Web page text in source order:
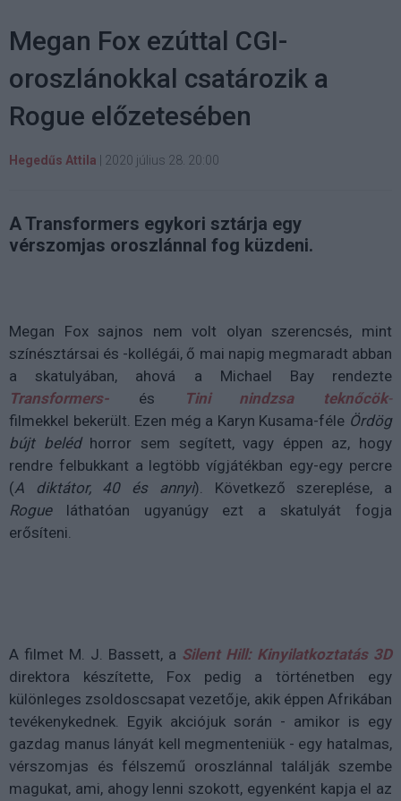
Megan Fox ezúttal CGI-
oroszlánokkal csatározik a
Rogue előzetesében
Hegedűs Attila 2020 július 28. 20:00
A Transformers egykori sztárja egy
vérszomjas oroszlánnal fog küzdeni.
Megan Fox sajnos nem volt olyan szerencsés, mint
színésztársai és -kollégái, ő mai napig megmaradt abban
a skatulyában, ahová a Michael Bay rendezte
Transformers- és Tini nindzsa teknőcök-
filmekkel bekerült. Ezen még a Karyn Kusama-féle Ördög
bújt belédhorror sem segített, vagy éppen az, hogy
rendre felbukkant a legtöbb vígjátékban egy-egy percre
(A diktátor, 40 és annyi). Következő szereplése, a
Rogueláthatóan ugyanúgy ezt a skatulyát fogja
erősíteni.
A filmet M. J. Bassett, a Silent Hill: Kinyilatkoztatás 3D
direktora készítette, Fox pedig a történetben egy
különleges zsoldoscsapat vezetője, akik éppen Afrikában
tevékenykednek. Egyik akciójuk során - amikor is egy
gazdag manus lányát kell megmenteniük - egy hatalmas,
vérszomjas és félszemű oroszlánnal találják szembe
magukat, ami, ahogy lenni szokott, egyenként kapja el az